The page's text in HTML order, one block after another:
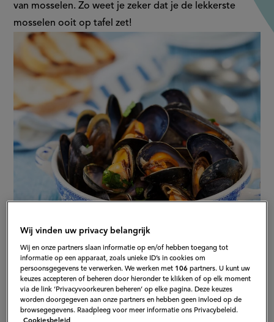
van mosselen. Zo weet je zeker dat je de lekkerste
mosselen ooit op tafel zet!
Hoe kook je mosselen?
Wij vinden uw privacy belangrijk
Wij en onze partners slaan informatie op en/of hebben toegang tot
informatie op een apparaat, zoals unieke ID’s in cookies om
persoonsgegevens te verwerken. We werken met 106 partners. U kunt uw
keuzes accepteren of beheren door hieronder te klikken of op elk moment
via de link ‘Privacyvoorkeuren beheren’ op elke pagina. Deze keuzes
worden doorgegeven aan onze partners en hebben geen invloed op de
browsegegevens. Raadpleeg voor meer informatie ons Privacybeleid.